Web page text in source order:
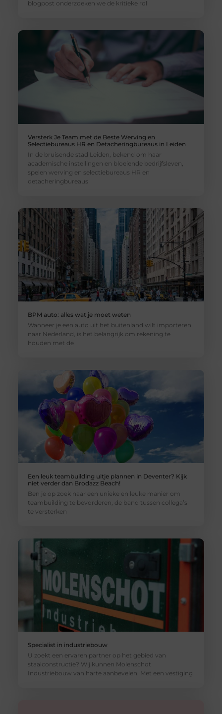
blogpost onderzoeken we de kritieke rol
Versterk Je Team met de Beste Werving en
Selectiebureaus HR en Detacheringbureaus in Leiden
In de bruisende stad Leiden, bekend om haar
academische instellingen en bloeiende bedrijfsleven,
spelen werving en selectiebureaus HR en
detacheringbureaus
BPM auto: alles wat je moet weten
Wanneer je een auto uit het buitenland wilt importeren
naar Nederland, is het belangrijk om rekening te
houden met de
Een leuk teambuilding uitje plannen in Deventer? Kijk
niet verder dan Brodazz Beach!
Ben je op zoek naar een unieke en leuke manier om
teambuilding te bevorderen, de band tussen collega’s
te versterken
Specialist in industriebouw
U zoekt een ervaren partner op het gebied van
staalconstructie? Wij kunnen Molenschot
Industriebouw van harte aanbevelen. Met een vestiging